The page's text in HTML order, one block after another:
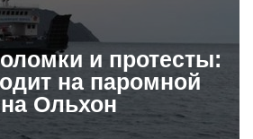
и протесты:
на паромной
Ольхон